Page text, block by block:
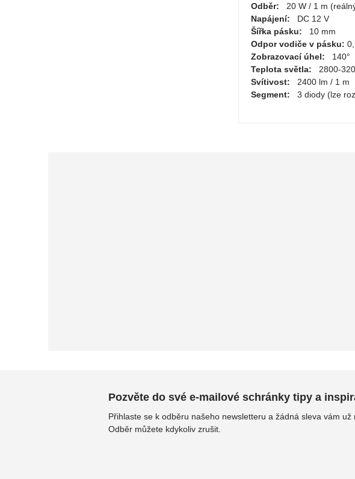
Odběr: 20 W / 1 m
Napájení: DC 12 V
Šířka pásku: 10 mm
Odpor vodiče v pásku:
Zobrazovací úhel: 140°
Teplota světla: 2800-
Svítivost: 2400 lm / 1 m
Segment: 3 diody (lze
Pozvěte do své e-mailové schránky tipy a
Přihlaste se k odběru našeho newsletteru a žádná sleva vám už
Odběr můžete kdykoliv zrušit.